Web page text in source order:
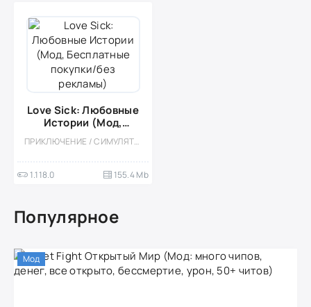
Love Sick: Любовные
Истории (Мод,
Бесплатные покупки/
без рекламы)
ПРИКЛЮЧЕНИЕ / СИМУЛЯТОРЫ / КАЗУАЛЬНЫЕ / ОДНОПОЛЬЗОВАТЕЛЬСКИЕ / СТИЛИЗАЦИЯ / ВСТРОЕННЫЙ КЕШ / МОД / ВИЗУАЛЬНАЯ НОВЕЛЛА
1.118.0 155.4 Mb
Популярное
Мод